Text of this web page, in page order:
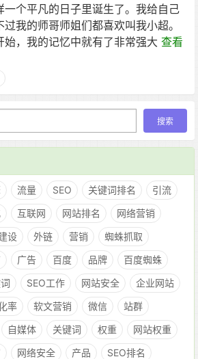
一个平凡的日子里诞生了。我给自己
我的师哥师姐们都喜欢叫我小超。
始，我的记忆中就有了非常强大 查看
流量 SEO 关键词排名
引流
互联网 网站排名
网络营销
设 外链 营销
蜘蛛抓取
广告 百度 品牌
百度蜘蛛
SEO工作 网站安全
企业网站
率 软文营销 微信
站群
自媒体 关键词 权重
网站权重
网络安全 产品
SEO排名